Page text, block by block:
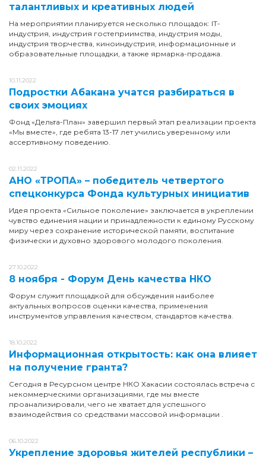
талантливых и креативных людей
На мероприятии планируется несколько площадок: IT-
индустрия, индустрия гостеприимства, индустрия моды,
индустрия творчества, киноиндустрия, информационные и
образовательные площадки, а также ярмарка-продажа.
10.11.2022
Подростки Абакана учатся разбираться в
своих эмоциях
Фонд «Дельта-План» завершил первый этап реализации проекта
«Мы вместе», где ребята 13-17 лет учились уверенному или
ассертивному поведению.
02.11.2022
АНО «ТРОПА» – победитель четвертого
спецконкурса Фонда культурных инициатив
Идея проекта «Сильное поколение» заключается в укреплении
чувство единения нации и принадлежности к единому Русскому
миру через сохранение исторической памяти, воспитание
физически и духовно здорового молодого поколения.
27.10.2022
8 ноября - Форум День качества НКО
Форум служит площадкой для обсуждения наиболее
актуальных вопросов оценки качества, применения
инструментов управления качеством, стандартов качества.
18.10.2022
Информационная открытость: как она влияет
на получение гранта?
Сегодня в Ресурсном центре НКО Хакасии состоялась встреча с
некоммерческими организациями, где мы вместе
проанализировали, чего не хватает для успешного
взаимодействия со средствами массовой информации .
06.10.2022
Укрепление здоровья жителей республики –